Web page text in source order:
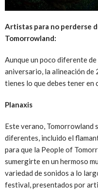
Artistas para no perderse
Tomorrowland:
Aunque un poco diferente
aniversario, la alineación de
tienes lo que debes tener en
Planaxis
Este verano, Tomorrowland
diferentes, incluido el
para que la People of
sumergirte en un hermoso
variedad de sonidos a lo
festival, presentados por